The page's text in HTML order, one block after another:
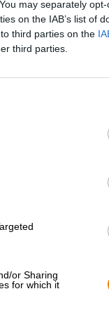
may separately
on the IAB’s list of
third parties on the
third parties.
or Sharing
for which it
Navigazionepiù
conoscono
all'abbreviazione
artigianale
intorno alla metà
e volevano essere
non erano adatti per
una birra più
durata di
è più così
di BraufactuM:
Citra, Herkules e
apportano un
di drupacee